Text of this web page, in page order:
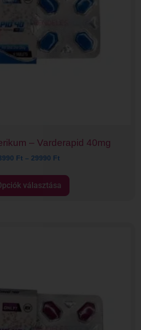
– Varderapid 40mg
Ft – 29990 Ft
választása